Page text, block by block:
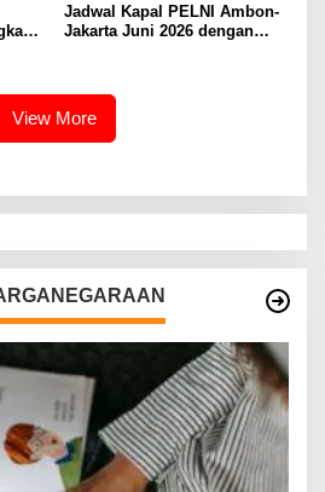
Jadwal Kapal PELNI Ambon-
Jakarta Juni 2026 dengan
View More